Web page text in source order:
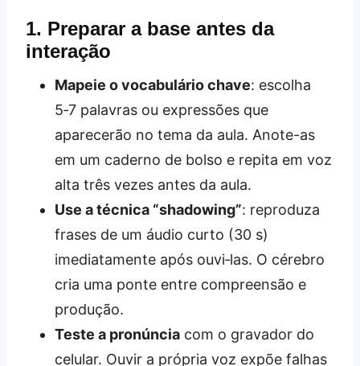
1. Preparar a base antes da
interação
Mapeie o vocabulário chave: escolha
5‑7 palavras ou expressões que
aparecerão no tema da aula. Anote-as
em um caderno de bolso e repita em voz
alta três vezes antes da aula.
Use a técnica “shadowing”: reproduza
frases de um áudio curto (30 s)
imediatamente após ouvi‑las. O cérebro
cria uma ponte entre compreensão e
produção.
Teste a pronúncia com o gravador do
celular. Ouvir a própria voz expõe falhas